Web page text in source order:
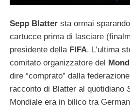
Sepp Blatter sta ormai
cartucce prima di lasciare
presidente della FIFA. L’ultima
comitato organizzatore del
dire “comprato” dalla
racconto di Blatter al quotidiano
Mondiale era in bilico tra